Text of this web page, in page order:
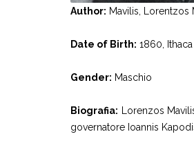
Author: Mavilis, Lorentzos
Date of Birth: 1860, Ithaca
Gender: Maschio
Biografia: Lorenzos
governatore Ioannis